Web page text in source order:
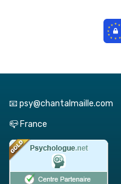
📧 psy@chantalmaille.com
📪 France